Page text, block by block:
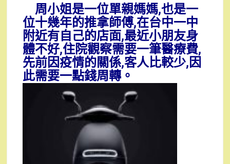
周小姐是一位單親媽媽,也是一
位十幾年的推拿師傅,在台中一中
附近有自己的店面,最近小朋友身
體不好,住院觀察需要一筆醫療費,
先前因疫情的關係,客人比較少,因
此需要一點錢周轉。